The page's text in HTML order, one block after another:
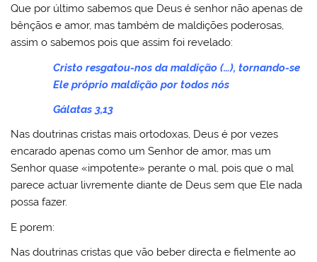
Que por último sabemos que Deus é senhor não apenas de
bênçãos e amor, mas também de maldições poderosas,
assim o sabemos pois que assim foi revelado:
Cristo resgatou-nos da maldição (…), tornando-se
Ele próprio maldição por todos nós
Gálatas 3,13
Nas doutrinas cristas mais ortodoxas, Deus é por vezes
encarado apenas como um Senhor de amor, mas um
Senhor quase «impotente» perante o mal, pois que o mal
parece actuar livremente diante de Deus sem que Ele nada
possa fazer.
E porem:
Nas doutrinas cristas que vão beber directa e fielmente ao